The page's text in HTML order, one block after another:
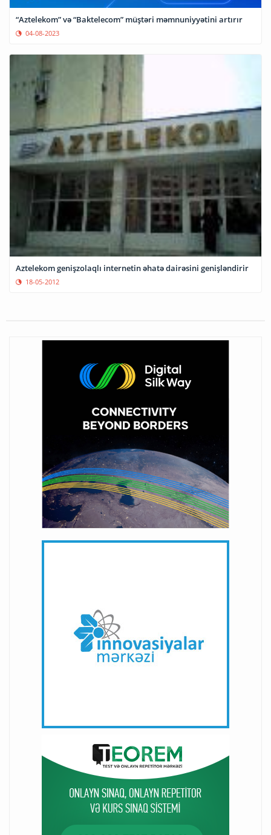
“Aztelekom” və “Baktelecom” müştəri məmnuniyyətini artırır
04-08-2023
Aztelekom genişzolaqlı internetin əhatə dairəsini genişləndirir
18-05-2012